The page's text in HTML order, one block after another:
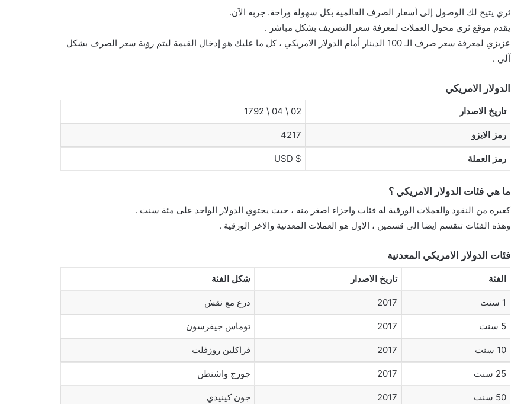
ثري يتيح لك الوصول إلى أسعار الصرف العالمية بكل سهولة وراحة. جربه الآن.
يقدم موقع ثري محول العملات لمعرفة سعر التصريف بشكل مباشر .
عزيزي لمعرفة سعر صرف الـ 100 الدينار أمام الدولار الامريكي ، كل ما عليك هو إدخال القيمة ليتم رؤية سعر الصرف بشكل
آلي .
الدولار الامريكي
تاريخ الاصدار 02 \ 04 \ 1792
رمز الايزو 4217
رمز العملة $ USD
ما هي فئات الدولار الامريكي ؟
كغيره من النقود والعملات الورقية له فئات واجزاء اصغر منه ، حيث يحتوي الدولار الواحد على مئة سنت .
وهذه الفئات تنقسم ايضا الى قسمين ، الاول هو العملات المعدنية والاخر الورقية .
فئات الدولار الامريكي المعدنية
الفئة تاريخ الاصدار شكل الفئة
1 سنت 2017 درع مع نقش
5 سنت 2017 توماس جيفرسون
10 سنت 2017 فراكلين روزفلت
25 سنت 2017 جورج واشنطن
50 سنت 2017 جون كينيدي